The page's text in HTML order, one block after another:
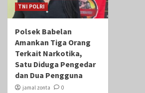
TNI POLRI
Polsek Babelan
Amankan Tiga Orang
Terkait Narkotika,
Satu Diduga Pengedar
dan Dua Pengguna
jamal zonta 0